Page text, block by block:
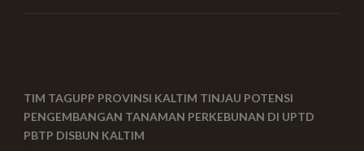
TIM TAGUPP PROVINSI KALTIM TINJAU POTENSI
PENGEMBANGAN TANAMAN PERKEBUNAN DI UPTD
PBTP DISBUN KALTIM